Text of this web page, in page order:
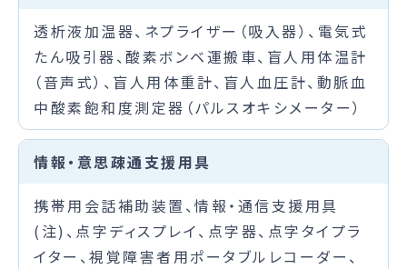
透析液加温器、ネプライザー（吸入器）、電気式
たん吸引器、酸素ボンベ運搬車、盲人用体温計
（音声式）、盲人用体重計、盲人血圧計、動脈血
中酸素飽和度測定器（パルスオキシメーター）
情報・意思疎通支援用具
携帯用会話補助装置、情報・通信支援用具
(注)、点字ディスプレイ、点字器、点字タイプラ
イター、視覚障害者用ポータブルレコーダー、